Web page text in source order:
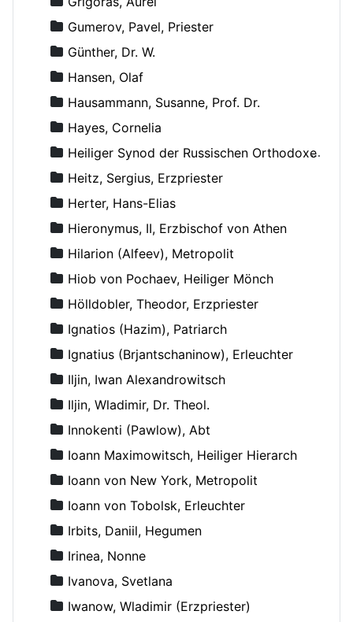
Gumerov, Pavel, Priester
Günther, Dr. W.
Hansen, Olaf
Hausammann, Susanne, Prof. Dr.
Hayes, Cornelia
Heiliger Synod der Russischen Orthodoxen Kirche
Heitz, Sergius, Erzpriester
Herter, Hans-Elias
Hieronymus, II, Erzbischof von Athen
Hilarion (Alfeev), Metropolit
Hiob von Pochaev, Heiliger Mönch
Hölldobler, Theodor, Erzpriester
Ignatios (Hazim), Patriarch
Ignatius (Brjantschaninow), Erleuchter
Iljin, Iwan Alexandrowitsch
Iljin, Wladimir, Dr. Theol.
Innokenti (Pawlow), Abt
Ioann Maximowitsch, Heiliger Hierarch
Ioann von New York, Metropolit
Ioann von Tobolsk, Erleuchter
Irbits, Daniil, Hegumen
Irinea, Nonne
Ivanova, Svetlana
Iwanow, Wladimir (Erzpriester)